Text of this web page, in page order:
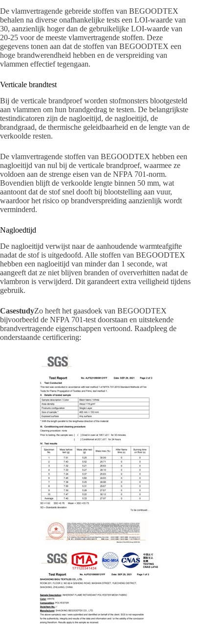
De vlamvertragende gebreide stoffen van BEGOODTEX
behalen na diverse onafhankelijke tests een LOI-waarde van
30, aanzienlijk hoger dan de gebruikelijke LOI-waarde van
20-25 voor de meeste vlamvertragende stoffen. Deze
gegevens tonen aan dat de stoffen van BEGOODTEX een
hoge brandwerendheid hebben en de verspreiding van
vlammen effectief tegengaan.
Verticale brandtest
Bij de verticale brandproef worden stofmonsters blootgesteld
aan vlammen om hun brandgedrag te testen. De belangrijkste
testindicatoren zijn de nagloeitijd, de nagloeitijd, de
brandgraad, de thermische geleidbaarheid en de lengte van de
verkoolde resten.
De vlamvertragende stoffen van BEGOODTEX hebben een
nagloeitijd van nul bij de verticale brandproef, waarmee ze
voldoen aan de strenge eisen van de NFPA 701-norm.
Bovendien blijft de verkoolde lengte binnen 50 mm, wat
aantoont dat de stof snel dooft bij blootstelling aan vuur,
waardoor het risico op brandverspreiding aanzienlijk wordt
verminderd.
Nagloedtijd
De nagloeitijd verwijst naar de aanhoudende warmteafgifte
nadat de stof is uitgedoofd. Alle stoffen van BEGOODTEX
hebben een nagloeitijd van minder dan 1 seconde, wat
aangeeft dat ze niet blijven branden of oververhitten nadat de
vlambron is verwijderd. Dit garandeert extra veiligheid tijdens
gebruik.
CasestudyZo heeft het gaasdoek van BEGOODTEX
bijvoorbeeld de NFPA 701-test doorstaan ​​en uitstekende
brandvertragende eigenschappen vertoond. Raadpleeg de
onderstaande certificering: